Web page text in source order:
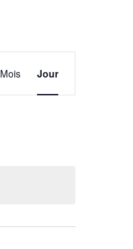
Navigation
de
vues
Mois Jour